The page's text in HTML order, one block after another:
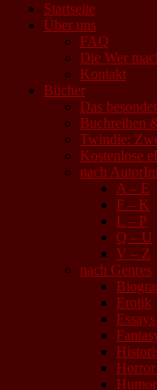
Startseite
Über uns
FAQ
Die Wer
Kontakt
Bücher
Das
Buchreihen
Twindie:
Kostenlose
nach
A – E
F – K
L – P
Q – U
V – Z
nach Genres
Erotik
Essays